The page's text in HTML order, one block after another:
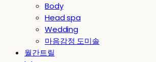
Body
Head spa
Wedding
마음감정 도미솔
월간트릴